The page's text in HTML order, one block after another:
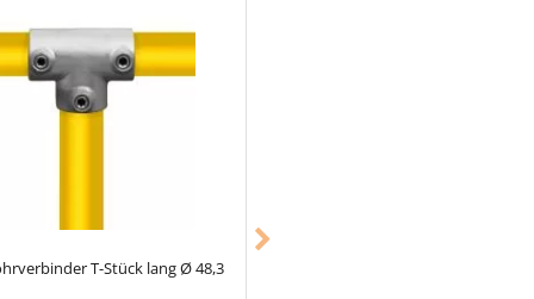
T-Stück lang Ø 48,3